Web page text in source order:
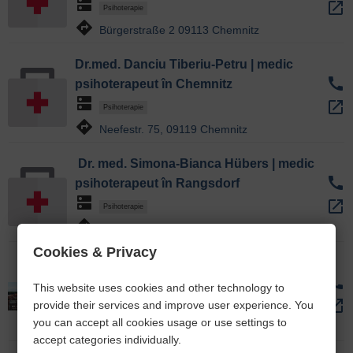
dns Psihoterapie
directions Bürgerstraße 2 09113 Chemnitz
open_in_new
Dr.med. Danciu Tiberiu-Petru | medic
psihoterapeut în Chemnitz
dns Psihoterapie
directions Neefestr. 75, 09119 Chemnitz
call
open_in_new
Dr. med. Simona-Bianca Hübers | medic
psihoterapeut în Rangsdorf
dns Psihoterapie
directions
call
open_in_new
Dr. med. Liana Glodzei | medic
psihoterapeut în Lüneburg
dns Psihoterapie
directions Reichenbachplatz 1, 21335 Lüneburg
call
open_in_new
Cookies & Privacy
This website uses cookies and other technology to
provide their services and improve user experience. You
you can accept all cookies usage or use settings to
accept categories individually.